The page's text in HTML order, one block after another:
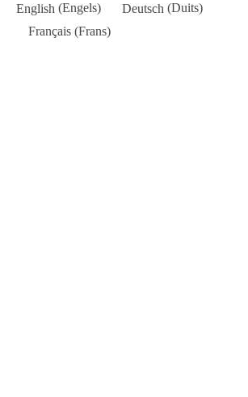
English (Engels) Deutsch (Duits)
Français (Frans)